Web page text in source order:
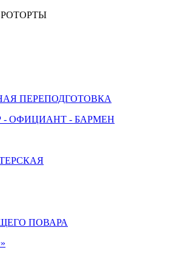
ПЕРЕПОДГОТОВКА
- ОФИЦИАНТ - БАРМЕН
ПОВАРА